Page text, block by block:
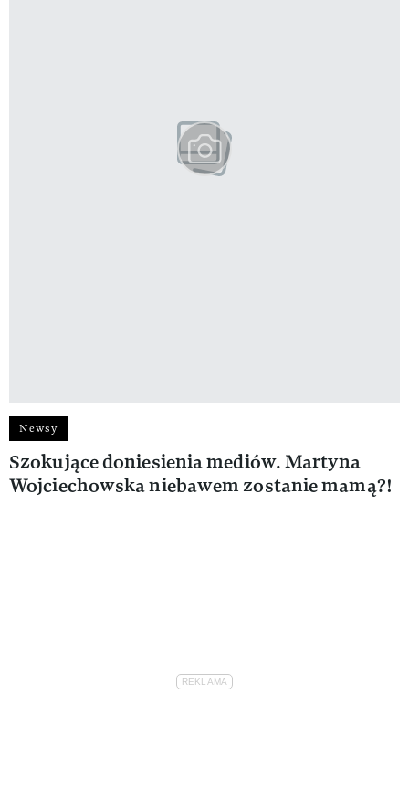
Newsy
Szokujące doniesienia mediów. Martyna
Wojciechowska niebawem zostanie mamą?!